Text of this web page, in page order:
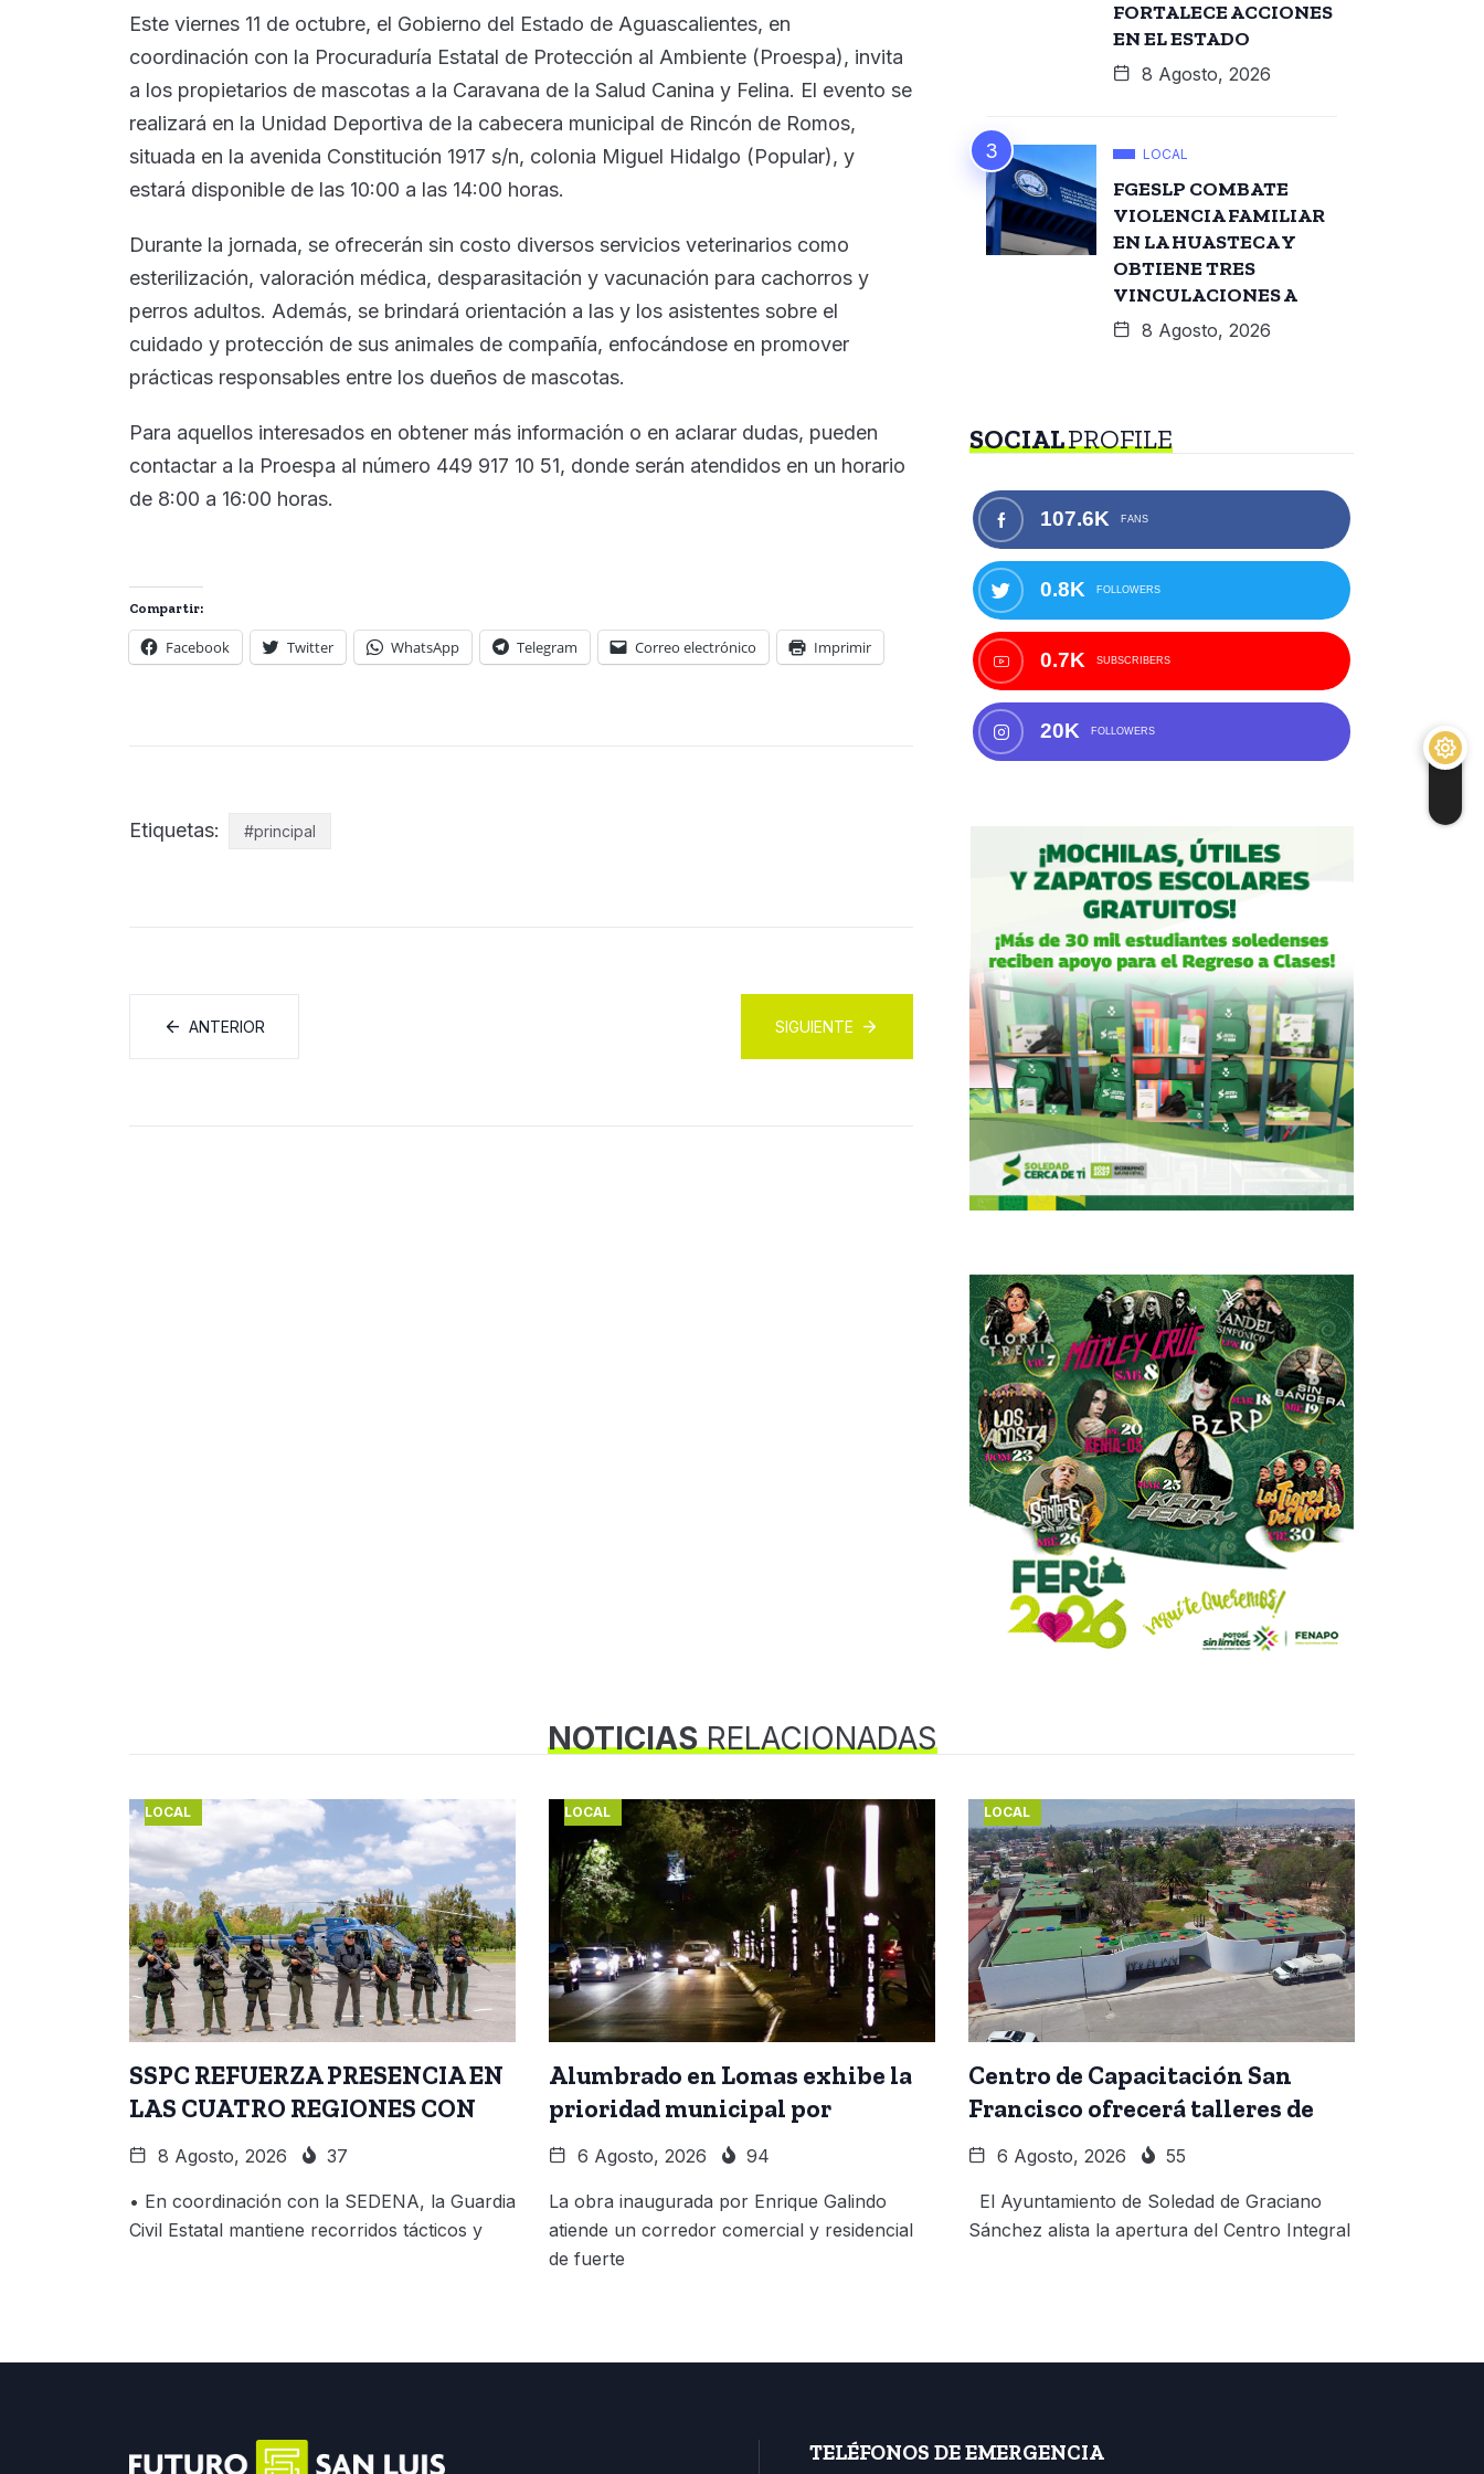
Este viernes 11 de octubre, el Gobierno del Estado de Aguascalientes, en
coordinación con la Procuraduría Estatal de Protección al Ambiente (Proespa), invita
a los propietarios de mascotas a la Caravana de la Salud Canina y Felina. El evento se
realizará en la Unidad Deportiva de la cabecera municipal de Rincón de Romos,
situada en la avenida Constitución 1917 s/n, colonia Miguel Hidalgo (Popular), y
estará disponible de las 10:00 a las 14:00 horas.
Durante la jornada, se ofrecerán sin costo diversos servicios veterinarios como
esterilización, valoración médica, desparasitación y vacunación para cachorros y
perros adultos. Además, se brindará orientación a las y los asistentes sobre el
cuidado y protección de sus animales de compañía, enfocándose en promover
prácticas responsables entre los dueños de mascotas.
Para aquellos interesados en obtener más información o en aclarar dudas, pueden
contactar a la Proespa al número 449 917 10 51, donde serán atendidos en un horario
de 8:00 a 16:00 horas.
Compartir:
Facebook Twitter WhatsApp Telegram Correo electrónico Imprimir
Etiquetas: #principal
ANTERIOR SIGUIENTE
FORTALECE ACCIONES
EN EL ESTADO
8 Agosto, 2026
LOCAL
FGESLP COMBATE
VIOLENCIA FAMILIAR
EN LA HUASTECA Y
OBTIENE TRES
VINCULACIONES A
8 Agosto, 2026
SOCIALPROFILE
107.6K FANS
0.8K FOLLOWERS
0.7K SUBSCRIBERS
20K FOLLOWERS
NOTICIASRELACIONADAS
LOCAL
SSPC REFUERZA PRESENCIA EN
LAS CUATRO REGIONES CON
8 Agosto, 2026 37
• En coordinación con la SEDENA, la Guardia
Civil Estatal mantiene recorridos tácticos y
LOCAL
Alumbrado en Lomas exhibe la
prioridad municipal por
6 Agosto, 2026 94
La obra inaugurada por Enrique Galindo
atiende un corredor comercial y residencial
de fuerte
LOCAL
Centro de Capacitación San
Francisco ofrecerá talleres de
6 Agosto, 2026 55
El Ayuntamiento de Soledad de Graciano
Sánchez alista la apertura del Centro Integral
TELÉFONOS DE EMERGENCIA